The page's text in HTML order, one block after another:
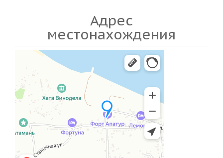
Адрес
местонахождения